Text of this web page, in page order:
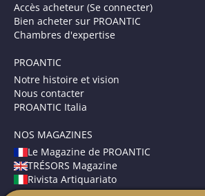
Accès acheteur (Se connecter)
Bien acheter sur PROANTIC
Chambres d'expertise
PROANTIC
Notre histoire et vision
Nous contacter
PROANTIC Italia
NOS MAGAZINES
Le Magazine de PROANTIC
TRÉSORS Magazine
Rivista Artiquariato